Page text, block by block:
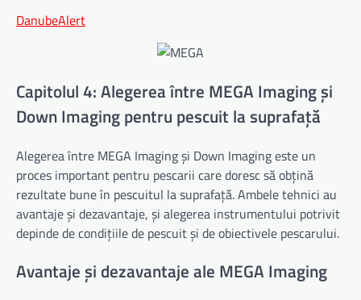
DanubeAlert
Capitolul 4: Alegerea între MEGA Imaging și
Down Imaging pentru pescuit la suprafață
Alegerea între MEGA Imaging și Down Imaging este un
proces important pentru pescarii care doresc să obțină
rezultate bune în pescuitul la suprafață. Ambele tehnici au
avantaje și dezavantaje, și alegerea instrumentului potrivit
depinde de condițiile de pescuit și de obiectivele pescarului.
Avantaje și dezavantaje ale MEGA Imaging